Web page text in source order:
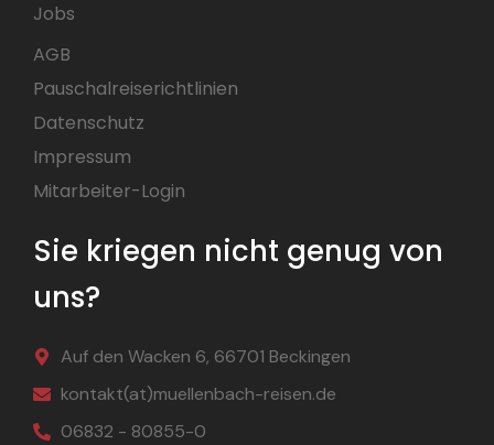
Jobs
AGB
Pauschalreiserichtlinien
Datenschutz
Impressum
Mitarbeiter-Login
Sie kriegen nicht genug von
uns?
Auf den Wacken 6, 66701 Beckingen
kontakt(at)muellenbach-reisen.de
06832 - 80855-0